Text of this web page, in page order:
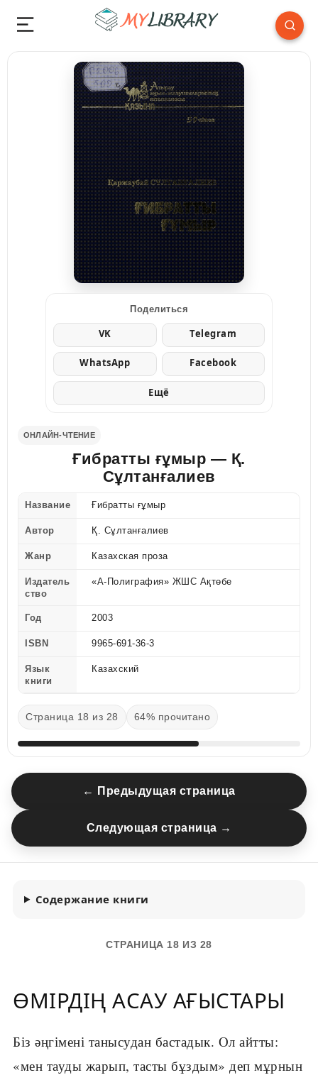
Поделиться
VK Telegram
WhatsApp Facebook
Ещё
ОНЛАЙН-ЧТЕНИЕ
Ғибратты ғұмыр — Қ.
Сұлтанғалиев
Название Ғибратты ғұмыр
Автор Қ. Сұлтанғалиев
Жанр Казахская проза
Издатель
ство
«А-Полиграфия» ЖШС Ақтөбе
Год 2003
ISBN 9965-691-36-3
Язык
книги
Казахский
Страница 18 из 28 64% прочитано
← Предыдущая страница
Следующая страница →
Содержание книги
СТРАНИЦА 18 ИЗ 28
ӨМІРДІҢ АСАУ АҒЫСТАРЫ
Біз әңгімені танысудан бастадык. Ол айтты:
«мен тауды жарып, тасты бұздым» деп мұрнын